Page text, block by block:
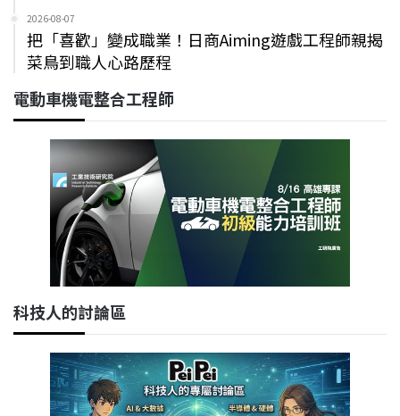
2026-08-07
把「喜歡」變成職業！日商Aiming遊戲工程師親揭
菜鳥到職人心路歷程
電動車機電整合工程師
科技人的討論區